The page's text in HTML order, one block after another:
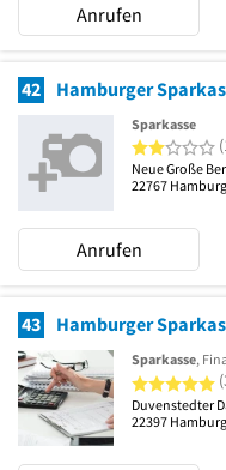
Anrufen
42 Hamburger
Sparkasse
2
Neue Große
22767 Hamburg
Anrufen
43 Hamburger
Sparkasse,
5
Duvenstedter
22397 Hamburg